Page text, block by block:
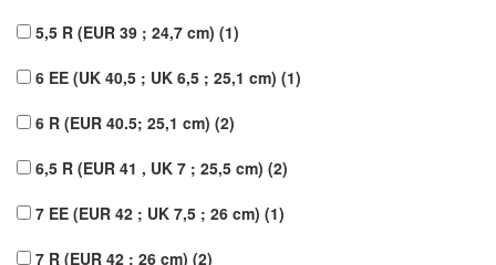
5,5 R (EUR 39 ; 24,7 cm) (1)
6 EE (UK 40,5 ; UK 6,5 ; 25,1 cm) (1)
6 R (EUR 40.5; 25,1 cm) (2)
6,5 R (EUR 41 , UK 7 ; 25,5 cm) (2)
7 EE (EUR 42 ; UK 7,5 ; 26 cm) (1)
7 R (EUR 42 ; 26 cm) (2)